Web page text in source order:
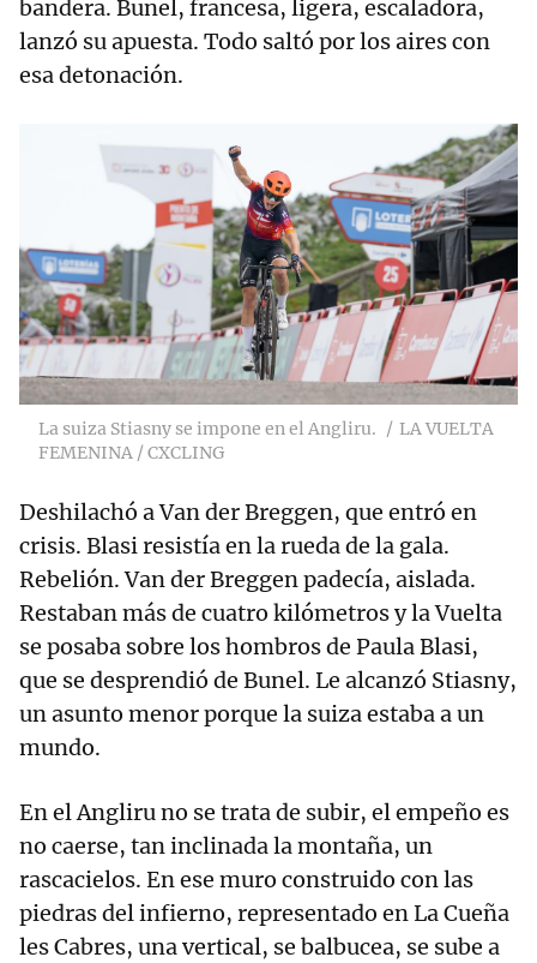
bandera. Bunel, francesa, ligera, escaladora,
lanzó su apuesta. Todo saltó por los aires con
esa detonación.
La suiza Stiasny se impone en el Angliru.
LA VUELTA
FEMENINA / CXCLING
Deshilachó a Van der Breggen, que entró en
crisis. Blasi resistía en la rueda de la gala.
Rebelión. Van der Breggen padecía, aislada.
Restaban más de cuatro kilómetros y la Vuelta
se posaba sobre los hombros de Paula Blasi,
que se desprendió de Bunel. Le alcanzó Stiasny,
un asunto menor porque la suiza estaba a un
mundo.
En el Angliru no se trata de subir, el empeño es
no caerse, tan inclinada la montaña, un
rascacielos. En ese muro construido con las
piedras del infierno, representado en La Cueña
les Cabres, una vertical, se balbucea, se sube a